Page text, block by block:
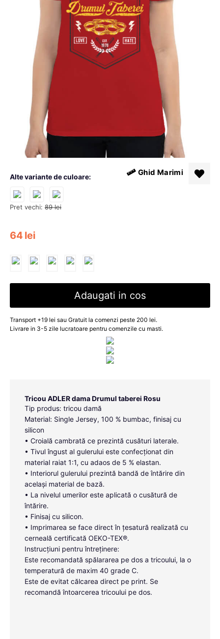
Pret vechi: 89 lei
64 lei
Alte variante de culoare: Ghid Marimi
Adaugati in cos
Transport +19 lei sau Gratuit la comenzi peste 200 lei.
Livrare in 3-5 zile lucratoare pentru comenzile cu masti.
Tricou ADLER dama Drumul taberei Rosu
Tip produs: tricou damă
Material: Single Jersey, 100 % bumbac, finisaj cu
silicon
• Croială cambrată ce prezintă cusături laterale.
• Tivul îngust al gulerului este confecționat din
material raiat 1:1, cu adaos de 5 % elastan.
• Interiorul gulerului prezintă bandă de întărire din
același material de bază.
• La nivelul umerilor este aplicată o cusătură de
întărire.
• Finisaj cu silicon.
• Imprimarea se face direct în țesatură realizată cu
cerneală certificată OEKO-TEX®.
Instrucțiuni pentru întreținere:
Este recomandată spălararea pe dos a tricoului, la o
temperatură de maxim 40 grade C.
Este de evitat călcarea direct pe print. Se
recomandă întoarcerea tricoului pe dos.